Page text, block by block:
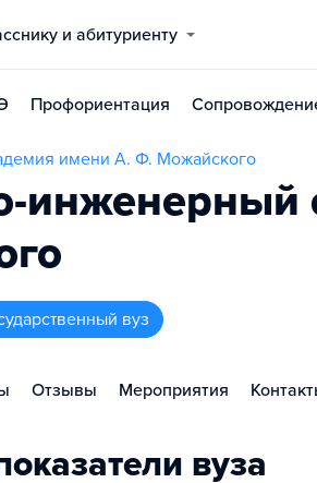
и абитуриенту
Профориентация
имени А. Ф. Можайского
инженерный
вуз
Отзывы Мероприятия
вуза